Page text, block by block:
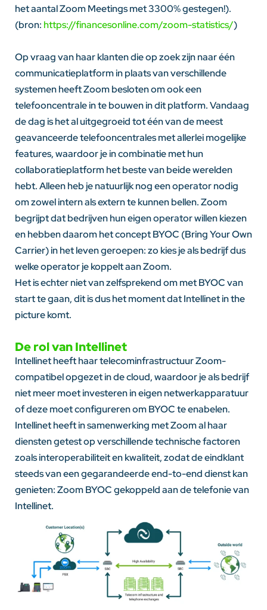
het aantal Zoom Meetings met 3300% gestegen!).
(bron: https://financesonline.com/zoom-statistics/)
Op vraag van haar klanten die op zoek zijn naar één
communicatieplatform in plaats van verschillende
systemen heeft Zoom besloten om ook een
telefooncentrale in te bouwen in dit platform. Vandaag
de dag is het al uitgegroeid tot één van de meest
geavanceerde telefooncentrales met allerlei mogelijke
features, waardoor je in combinatie met hun
collaboratieplatform het beste van beide werelden
hebt. Alleen heb je natuurlijk nog een operator nodig
om zowel intern als extern te kunnen bellen. Zoom
begrijpt dat bedrijven hun eigen operator willen kiezen
en hebben daarom het concept BYOC (Bring Your Own
Carrier) in het leven geroepen: zo kies je als bedrijf dus
welke operator je koppelt aan Zoom.
Het is echter niet van zelfsprekend om met BYOC van
start te gaan, dit is dus het moment dat Intellinetin the
picturekomt.
De rol van Intellinet
Intellinet heeft haar telecominfrastructuur Zoom-
compatibel opgezet in de cloud, waardoor je als bedrijf
niet meer moet investeren in eigen netwerkapparatuur
of deze moet configureren om BYOC te enabelen.
Intellinet heeft in samenwerking met Zoom al haar
diensten getest op verschillende technische factoren
zoals interoperabiliteit en kwaliteit, zodat de eindklant
steeds van een gegarandeerde end-to-end dienst kan
genieten: Zoom BYOC gekoppeld aan de telefonie van
Intellinet.